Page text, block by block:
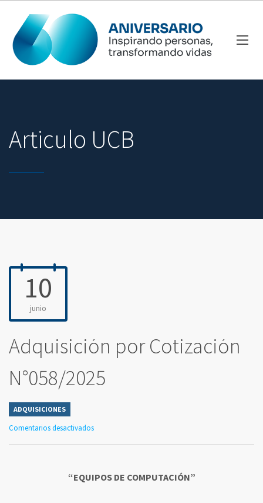
Articulo UCB
10
junio
Adquisición por Cotización
N°058/2025
ADQUISICIONES
Comentarios desactivados
“EQUIPOS DE COMPUTACIÓN”